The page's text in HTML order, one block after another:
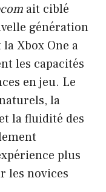
ait ciblé
génération
Xbox One a
les capacités
en jeu. Le
la
la fluidité des
plus
les novices